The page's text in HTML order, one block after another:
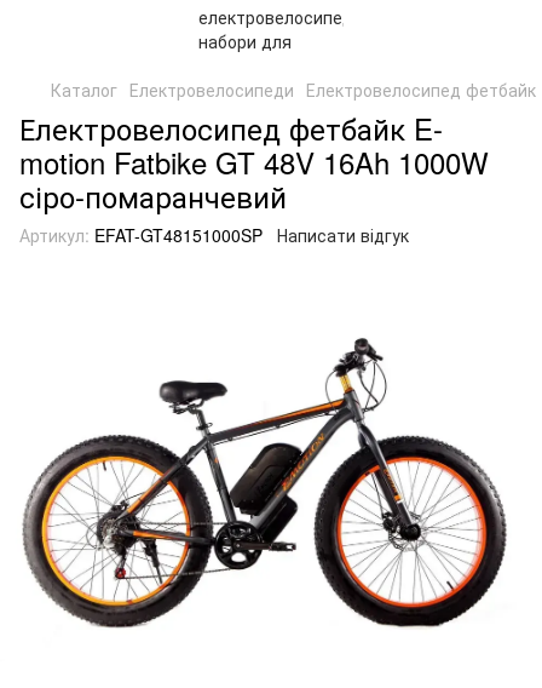
Каталог Електровелосипеди Електровелосипед фетбайк
Електровелосипед фетбайк E-
motion Fatbike GT 48V 16Ah 1000W
сіро-помаранчевий
Артикул: EFAT-GT48151000SP Написати відгук